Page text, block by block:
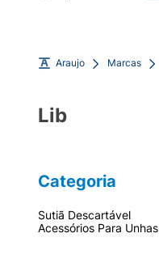
Araujo Marcas
Lib
Categoria
Sutiã Descartável
Acessórios Para Unhas